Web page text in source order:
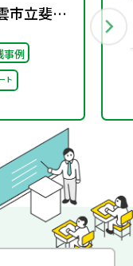
市立斐川
を短歌で
事例
ト